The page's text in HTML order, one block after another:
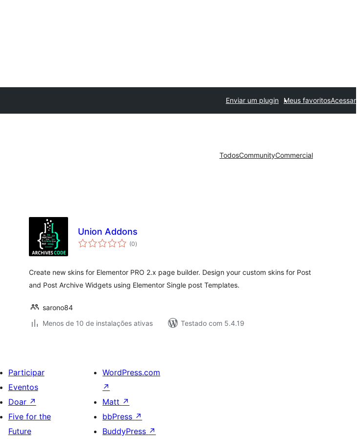
Enviar um plugin Meus favoritosAcessar
TodosCommunityCommercial
Union Addons
(0total
de
)
Create new skins for Elementor PRO 2.x page builder. Design your custom skins for Post
and Post Archive Widgets using Elementor Single post Templates.
sarono84
Menos de 10 de instalações ativas
Testado com 5.4.19
Participar
Eventos
Doar ↗
Five for the
Future
WordPress.com
↗
Matt ↗
bbPress ↗
BuddyPress ↗